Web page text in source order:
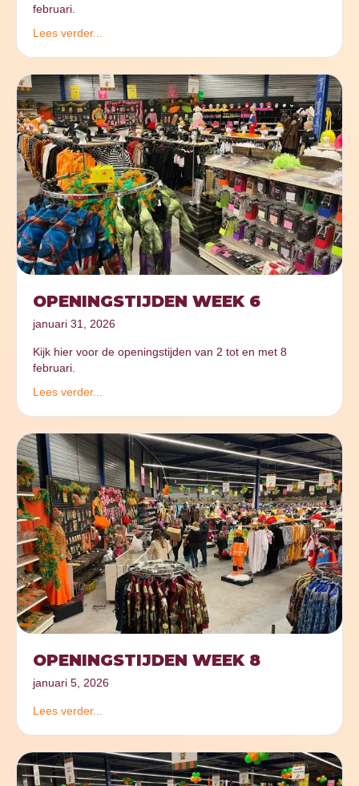
februari.
Lees verder...
OPENINGSTIJDEN WEEK 6
januari 31, 2026
Kijk hier voor de openingstijden van 2 tot en met 8
februari.
Lees verder...
OPENINGSTIJDEN WEEK 8
januari 5, 2026
Lees verder...